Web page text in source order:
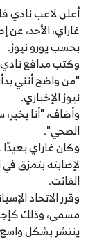
غاراي، الأحد، عن
بحسب يورو نيوز.
وكتب مدافع
نيوز الإخباري.
وأضاف، "أنا
الصحي".
وكان غاراي بعيدًا
لإصابته بتمزق
الفائت.
وقرر الاتحاد
مسمى، وذلك
ينتشر بشكل واسع